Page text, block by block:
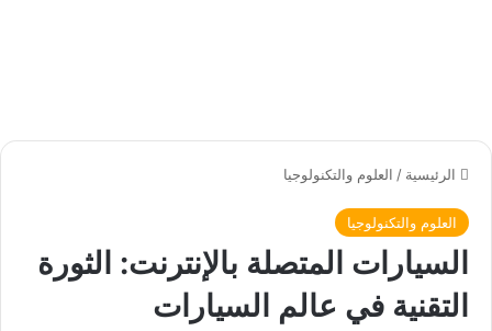
الرئيسية / العلوم والتكنولوجيا
العلوم والتكنولوجيا
السيارات المتصلة بالإنترنت: الثورة
التقنية في عالم السيارات